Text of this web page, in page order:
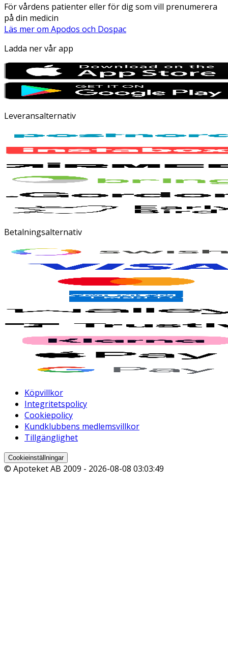
För vårdens patienter eller för dig som vill prenumerera
på din medicin
Läs mer om Apodos och Dospac
Ladda ner vår app
Leveransalternativ
Betalningsalternativ
Köpvillkor
Integritetspolicy
Cookiepolicy
Kundklubbens medlemsvillkor
Tillgänglighet
Cookieinställningar
© Apoteket AB 2009 - 2026-08-08 03:03:49